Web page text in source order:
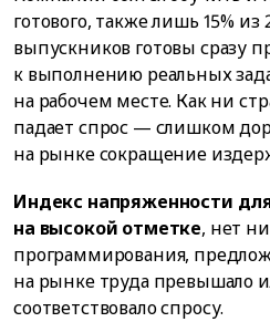
готового, также лишь 15%
выпускников готовы сразу
к выполнению реальных
на рабочем месте. Как ни
падает спрос — слишком
на рынке сокращение
Индекс напряженности
на высокой отметке, нет
программирования,
на рынке труда превышало
соответствовало спросу.